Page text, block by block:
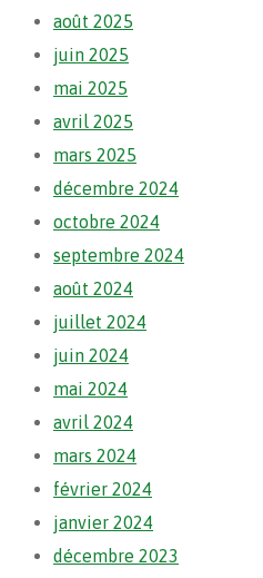
août 2025
juin 2025
mai 2025
avril 2025
mars 2025
décembre 2024
octobre 2024
septembre 2024
août 2024
juillet 2024
juin 2024
mai 2024
avril 2024
mars 2024
février 2024
janvier 2024
décembre 2023